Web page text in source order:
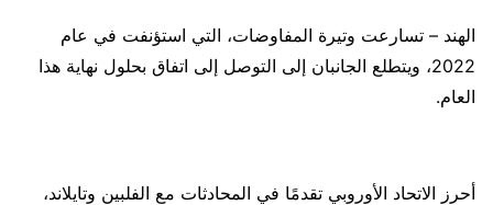
الهند – تسارعت وتيرة المفاوضات، التي استؤنفت في عام
2022، ويتطلع الجانبان إلى التوصل إلى اتفاق بحلول نهاية هذا
العام.
أحرز الاتحاد الأوروبي تقدمًا في المحادثات مع الفلبين وتايلاند،